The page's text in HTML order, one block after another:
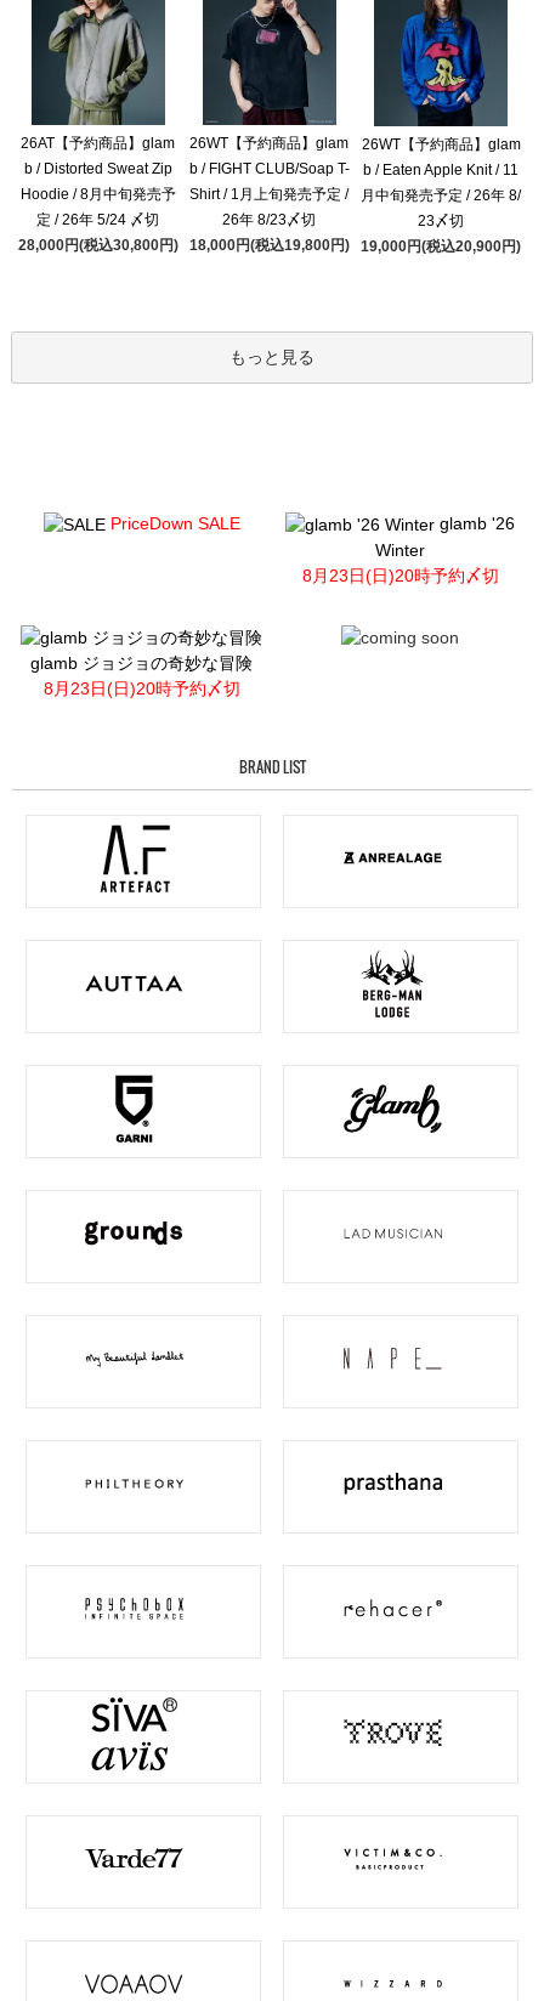
26AT【予約商品】glam
b / Distorted Sweat Zip
Hoodie / 8月中旬発売予
定 / 26年 5/24 〆切
28,000円(税込30,800円)
26WT【予約商品】glam
b / FIGHT CLUB/Soap T-
Shirt / 1月上旬発売予定 /
26年 8/23〆切
18,000円(税込19,800円)
26WT【予約商品】glam
b / Eaten Apple Knit / 11
月中旬発売予定 / 26年 8/
23〆切
19,000円(税込20,900円)
もっと見る
PriceDown SALE
glamb '26
Winter
8月23日(日)20時予約〆切
glamb ジョジョの奇妙な冒険
8月23日(日)20時予約〆切
BRAND LIST